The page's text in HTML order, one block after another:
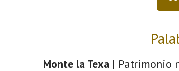
Monte la Texa | Patrimonio